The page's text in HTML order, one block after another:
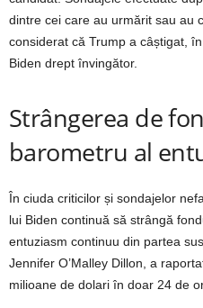
dintre cei care au urmărit sau au
considerat că Trump a câștigat,
Biden drept învingător.
Strângerea de
barometru al
În ciuda criticilor și sondajelor
lui Biden continuă să strângă
entuziasm continuu din partea
Jennifer O’Malley Dillon, a
milioane de dolari în doar 24 de